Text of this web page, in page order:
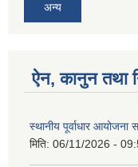
अन्य
ऐन, कानुन तथा
स्थानीय पूर्वाधार आयोजना
मिति: 06/11/2026 -